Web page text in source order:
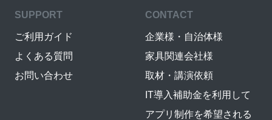
SUPPORT
ご利用ガイド
よくある質問
お問い合わせ
CONTACT
企業様・自治体様
家具関連会社様
取材・講演依頼
IT導入補助金を利用して
アプリ制作を希望される